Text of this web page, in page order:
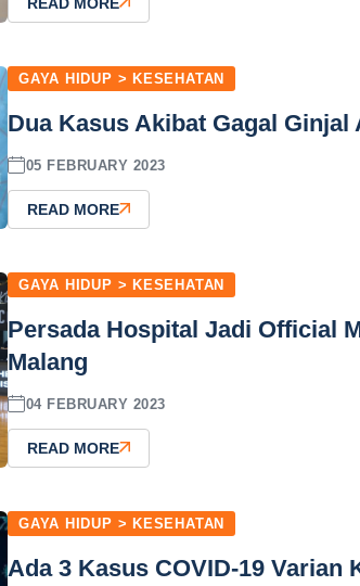
GAYA HIDUP > KESEHATAN
Dua Kasus Akibat Gagal
05 FEBRUARY 2023
READ MORE
GAYA HIDUP > KESEHATAN
Persada Hospital Jadi Official
Malang
04 FEBRUARY 2023
READ MORE
GAYA HIDUP > KESEHATAN
Ada 3 Kasus COVID-19 Varian